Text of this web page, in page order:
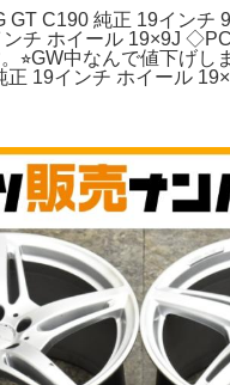
GT C190 純正 19インチ
チ ホイール 19×9J
⭐︎GW中なんで値下げ
正 19インチ ホイール